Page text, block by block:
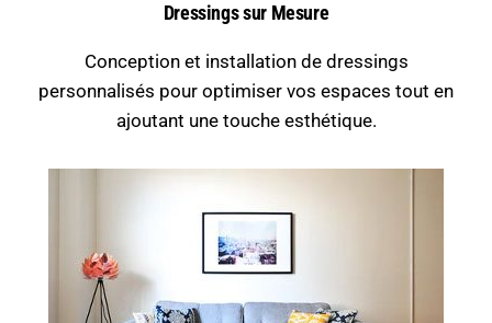
Dressings sur Mesure
Conception et installation de dressings
personnalisés pour optimiser vos espaces tout en
ajoutant une touche esthétique.